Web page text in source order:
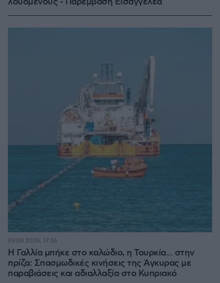
Η Γαλλία μπήκε στο καλώδιο, η Τουρκία... στην
πρίζα: Σπασμωδικές κινήσεις της Άγκυρας με
παραβιάσεις και αδιαλλαξία στο Κυπριακό
09.08.2026, 17:36